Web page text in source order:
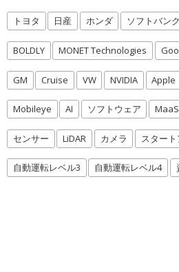
トヨタ 日産 ホンダ ソフトバンク
BOLDLY MONET Technologies
GM Cruise VW NVIDIA Apple
Mobileye AI ソフトウェア MaaS
センサー LiDAR カメラ スター
自動運転レベル3 自動運転レベル4